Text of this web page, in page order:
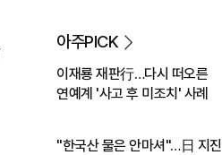
아주PICK
이재룡 재판行…다시 떠오른
연예계 '사고 후 미조치' 사례
"한국산 물은 안마셔"…日 지진